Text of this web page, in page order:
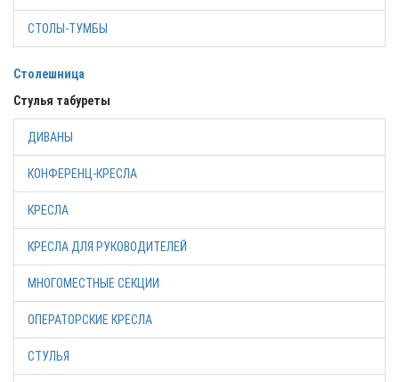
СТОЛЫ-ТУМБЫ
Столешница
Стулья табуреты
ДИВАНЫ
КОНФЕРЕНЦ-КРЕСЛА
КРЕСЛА
КРЕСЛА ДЛЯ РУКОВОДИТЕЛЕЙ
МНОГОМЕСТНЫЕ СЕКЦИИ
ОПЕРАТОРСКИЕ КРЕСЛА
СТУЛЬЯ